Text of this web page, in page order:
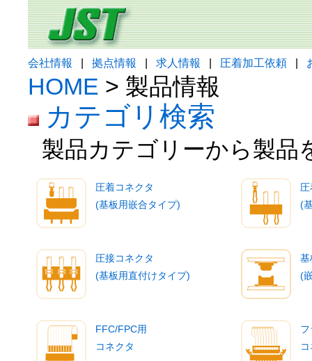
会社情報 拠点情報 求人情報 圧着加工依頼
HOME > 製品情報
カテゴリ検索
製品カテゴリーから製品
圧着コネクタ
(基板用嵌合タイプ)
(
圧接コネクタ
(基板用直付けタイプ)
基
(
FFC/FPC用
コネクタ